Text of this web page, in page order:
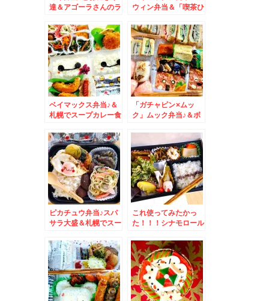
達＆アゴーラさんのラ
ウィン弁当＆「喫茶ひ
ろクロッフル」いちご
美味しいよ(*´艸`*)
ベイマックス弁当♪＆
札幌でスープカレー食
推し♪(*´艸`*)
「Hooddog」さん
「ガチャピン×ムッ
ク」ムック弁当♪＆ボ
♪
ピカチュウ弁当♪スパ
サラ大盛＆札幌でスー
コ！♪「Hooddog」
さん「豚角煮上島農園
ほうれん草カレー」
これ使ってみたかっ
た！！！シナモロール
「かつや」さんの「海
苔弁」の全貌がすごす
ぎるっΣ(ﾟДﾟ)